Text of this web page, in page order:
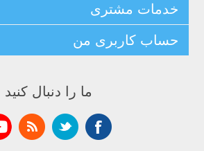
خدمات مشتری
حساب کاربری من
ما را دنبال کنید